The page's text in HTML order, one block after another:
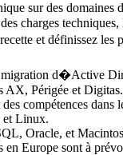
sur des
charges techniques,
et définissez les
d�Active
AX, Périgée et Digitas.
compétences dans
et Linux.
Oracle, et
en Europe sont à